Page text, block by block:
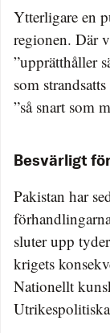
Ytterligare en
regionen. Där
”upprätthåller
som
”så snart som
Besvärligt
Pakistan har
sluter upp
krigets
Nationellt